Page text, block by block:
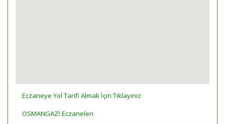
Eczaneye Yol Tarifi Almak İçin Tıklayınız
OSMANGAZİ Eczaneleri